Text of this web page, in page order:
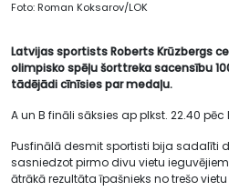
Foto: Roman Koksarov/LOK
Latvijas sportists Roberts Krūzbergs
olimpisko spēļu šorttreka sacensību
tādējādi cīnīsies par medaļu.
A un B fināli sāksies ap plkst. 22.40
Pusfinālā desmit sportisti bija sadalīti
sasniedzot pirmo divu vietu
ātrākā rezultāta īpašnieks no trešo